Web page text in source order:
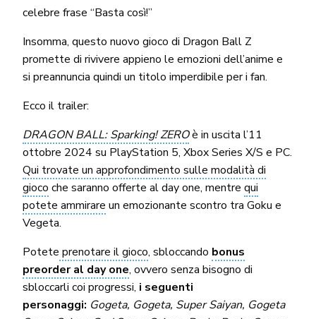
celebre frase “Basta così!”
Insomma, questo nuovo gioco di Dragon Ball Z
promette di rivivere appieno le emozioni dell’anime e
si preannuncia quindi un titolo imperdibile per i fan.
Ecco il trailer:
DRAGON BALL: Sparking! ZEROè in uscita l’11
ottobre 2024 su PlayStation 5, Xbox Series X/S e PC.
Qui trovate un approfondimento sulle modalità di
gioco che saranno offerte al day one, mentrequi
potete ammirare un emozionante scontro tra Goku e
Vegeta.
Potete prenotare il gioco, sbloccando bonus
preorder al day one, ovvero senza bisogno di
sbloccarli coi progressi, i seguenti
personaggi: Gogeta, Gogeta, Super Saiyan, Gogeta